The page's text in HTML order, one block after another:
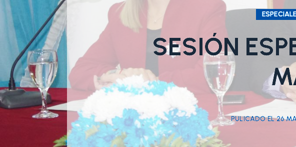
SESIÓN
PULICADO EL 26